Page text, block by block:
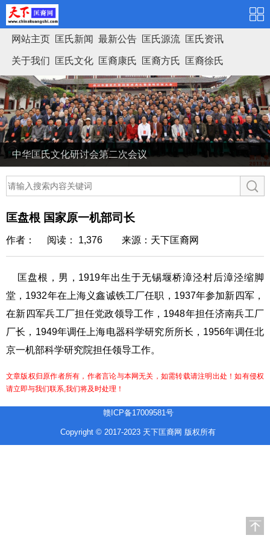
网站主页 匡氏新闻 最新公告 匡氏源流 匡氏资讯
关于我们 匡氏文化 匡裔康氏 匡裔方氏 匡裔徐氏
匡氏家谱
中华匡氏文化研讨会第二次会议
匡盘根 国家原一机部司长
作者： 阅读： 1,376 来源：天下匡裔网
匡盘根，男，1919年出生于无锡堰桥漳泾村后漳泾缩脚
堂，1932年在上海义鑫诚铁工厂任职，1937年参加新四军，
在新四军兵工厂担任党政领导工作，1948年担任济南兵工厂
厂长，1949年调任上海电器科学研究所所长，1956年调任北
京一机部科学研究院担任领导工作。
文章版权归原作者所有，作者言论与本网无关，如需转载请注明出处！如有侵权
请立即与我们联系,我们将及时处理！
赣ICP备17009581号
Copyright © 2017-2023 天下匡裔网 版权所有